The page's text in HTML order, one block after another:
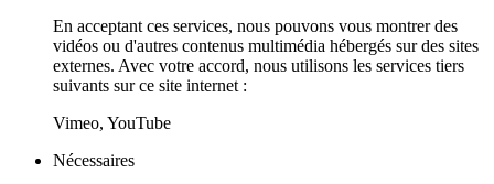
En acceptant ces services, nous pouvons vous montrer des
vidéos ou d'autres contenus multimédia hébergés sur des sites
externes. Avec votre accord, nous utilisons les services tiers
suivants sur ce site internet :
Vimeo, YouTube
Nécessaires